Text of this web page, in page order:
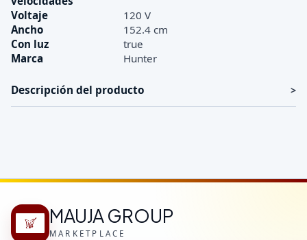
Voltaje
120 V
Ancho
152.4 cm
Con luz
true
Marca
Hunter
Descripción del producto
MAUJA GROUP
MARKETPLACE